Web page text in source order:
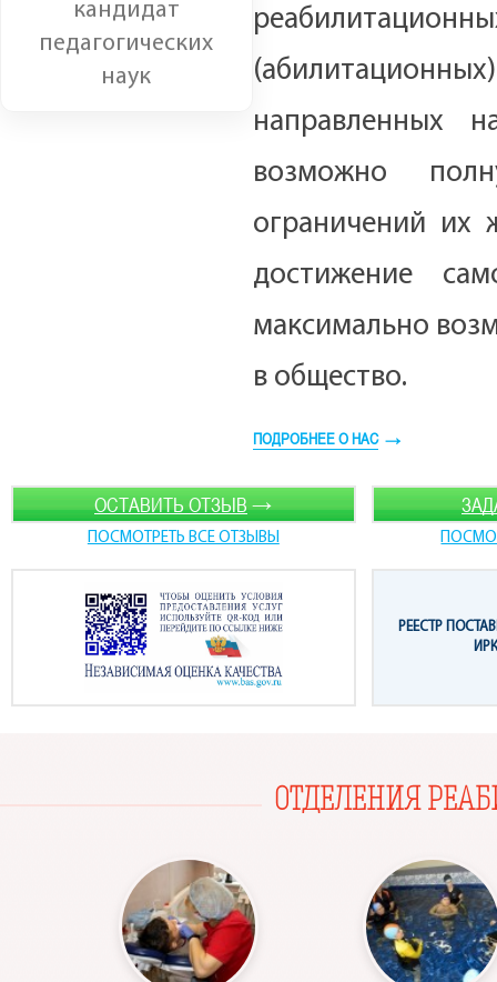
кандидат
педагогических
наук
направленных
возможно
ограничений их
достижение
максимально
в общество.
ПОДРОБНЕЕ О НАС →
ОСТАВИТЬ ОТЗЫВ→
ПОСМОТРЕТЬ ВСЕ ОТЗЫВЫ
РЕЕСТР
ОТДЕЛЕНИЯ